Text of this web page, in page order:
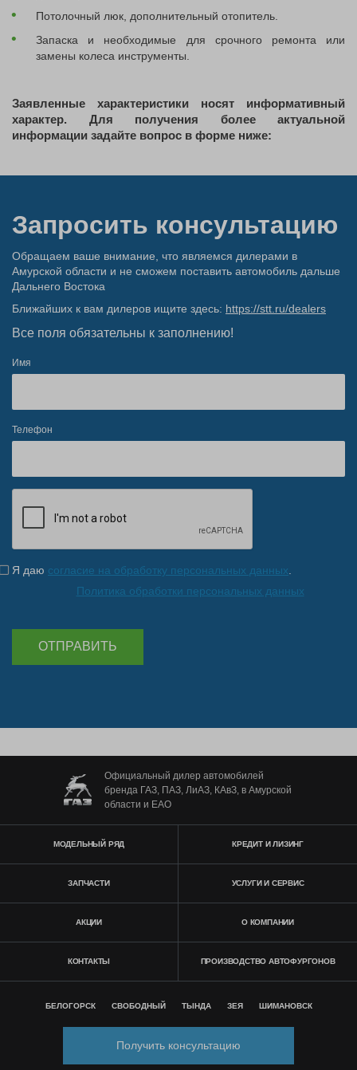
Потолочный люк, дополнительный отопитель.
Запаска и необходимые для срочного ремонта или
замены колеса инструменты.
Заявленные характеристики носят информативный
характер. Для получения более актуальной
информации задайте вопрос в форме ниже:
Запросить консультацию
Обращаем ваше внимание, что являемся дилерами в
Амурской области и не сможем поставить автомобиль дальше
Дальнего Востока
Ближайших к вам дилеров ищите здесь: https://stt.ru/dealers
Все поля обязательны к заполнению!
Имя
Телефон
Я даю согласие на обработку персональных данных
Политика обработки персональных данных
ОТПРАВИТЬ
Официальный дилер автомобилей
бренда ГАЗ, ПАЗ, ЛиАЗ, КАвЗ, в Амурской
области и ЕАО
МОДЕЛЬНЫЙ РЯД КРЕДИТ И ЛИЗИНГ
ЗАПЧАСТИ УСЛУГИ И СЕРВИС
АКЦИИ О КОМПАНИИ
КОНТАКТЫ ПРОИЗВОДСТВО АВТОФУРГОНОВ
БЕЛОГОРСК СВОБОДНЫЙ ТЫНДА ЗЕЯ ШИМАНОВСК
Получить консультацию